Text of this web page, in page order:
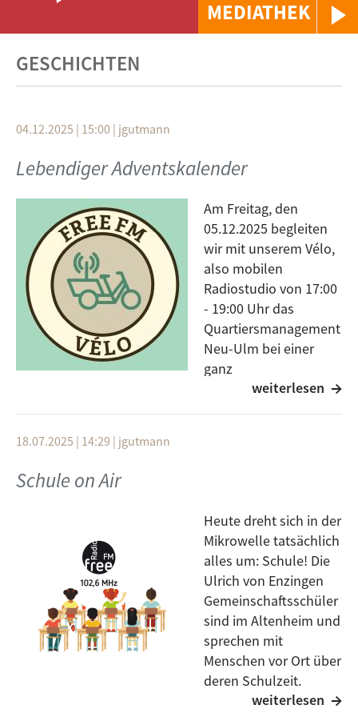
MEDIATHEK
GESCHICHTEN
04.12.2025 | 15:00 | jgutmann
Lebendiger Adventskalender
Am Freitag, den
05.12.2025 begleiten
wir mit unserem Vélo,
also mobilen
Radiostudio von 17:00
- 19:00 Uhr das
Quartiersmanagement
Neu-Ulm bei einer
ganz
besonderen lebendige
In einem interaktiven, spielerischen Workshop
Ulm das Radio machen selbst erkunden. Insgesamt 6
sie selbst geschrieben haben, begleitet von
weihnachtlichen Sounds und Musik. Also brüht euch
einen leckeren Punsch auf, macht es euch gemütlich
vor dem Radio und schaltet ein, von 17- 19 Uhr live
auf der 102,6 MHz oder im
Livestream!
Einige der Geschichten können selbstverständlich
auch in unserer
Mediathek nachgehört werden.
weiterlesen
18.07.2025 | 14:29 | jgutmann
Schule on Air
Heute dreht sich in der
Mikrowelle tatsächlich
alles um: Schule! Die
Ulrich von Enzingen
Gemeinschaftsschüler
sind im Altenheim und
sprechen mit
Menschen vor Ort über
deren Schulzeit.
Außerdem haben sie
weiterlesen